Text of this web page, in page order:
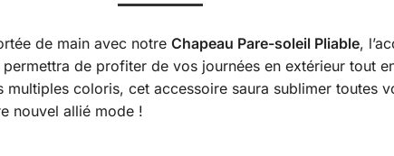
de main avec notre Chapeau Pare-soleil Pliable,
de profiter de vos journées en extérieur tout
coloris, cet accessoire saura sublimer toutes
nouvel allié mode !